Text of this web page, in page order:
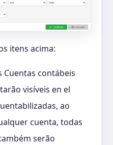
itens acima:
Cuentas contábeis
visíveis en el
ao
cuenta, todas
serão